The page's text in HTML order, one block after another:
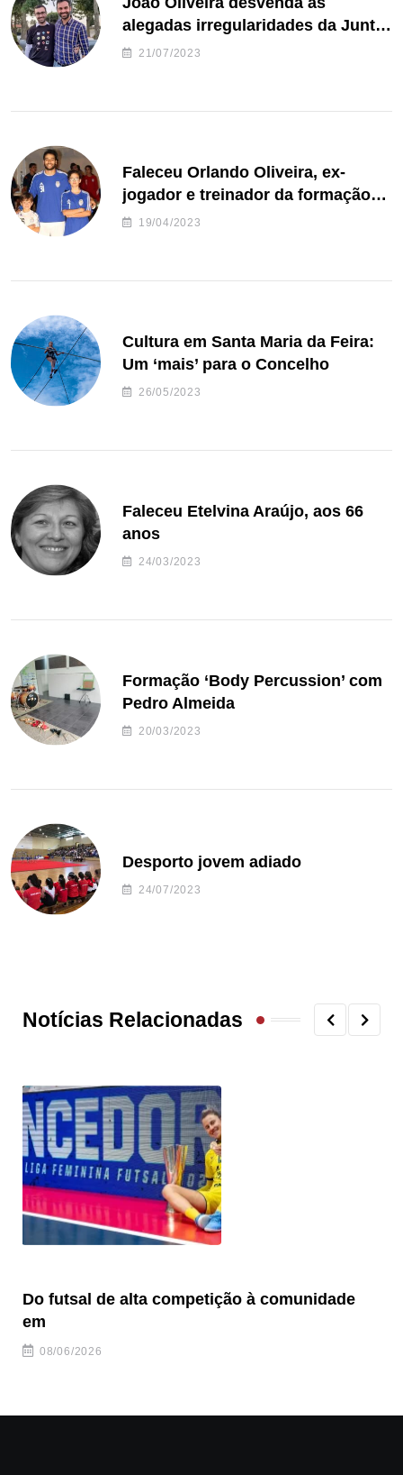
alegadas irregularidades da Junta
de Freguesia S. João de Ver
21/07/2023
Faleceu Orlando Oliveira, ex-
jogador e treinador da formação
de andebol do Feirense
19/04/2023
Cultura em Santa Maria da Feira:
Um ‘mais’ para o Concelho
26/05/2023
Faleceu Etelvina Araújo, aos 66
anos
24/03/2023
Formação ‘Body Percussion’ com
Pedro Almeida
20/03/2023
Desporto jovem adiado
24/07/2023
Notícias Relacionadas
Do futsal de alta competição à comunidade
em
08/06/2026